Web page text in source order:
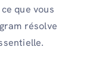
que vous
résolve